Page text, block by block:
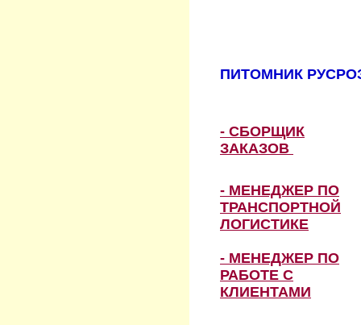
ПИТОМНИК
- СБОРЩИК
ЗАКАЗОВ
- МЕНЕДЖЕР ПО
ТРАНСПОРТНОЙ
ЛОГИСТИКЕ
- МЕНЕДЖЕР ПО
РАБОТЕ С
КЛИЕНТАМИ